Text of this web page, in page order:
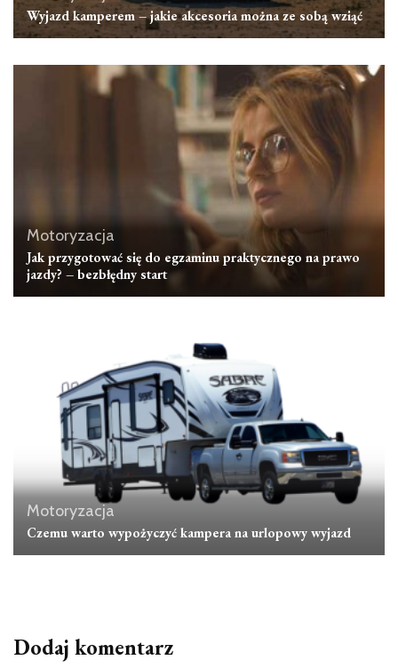
Wyjazd kamperem – jakie akcesoria można ze sobą wziąć
Motoryzacja
Jak przygotować się do egzaminu praktycznego na prawo
jazdy? – bezbłędny start
Motoryzacja
Czemu warto wypożyczyć kampera na urlopowy wyjazd
Dodaj komentarz